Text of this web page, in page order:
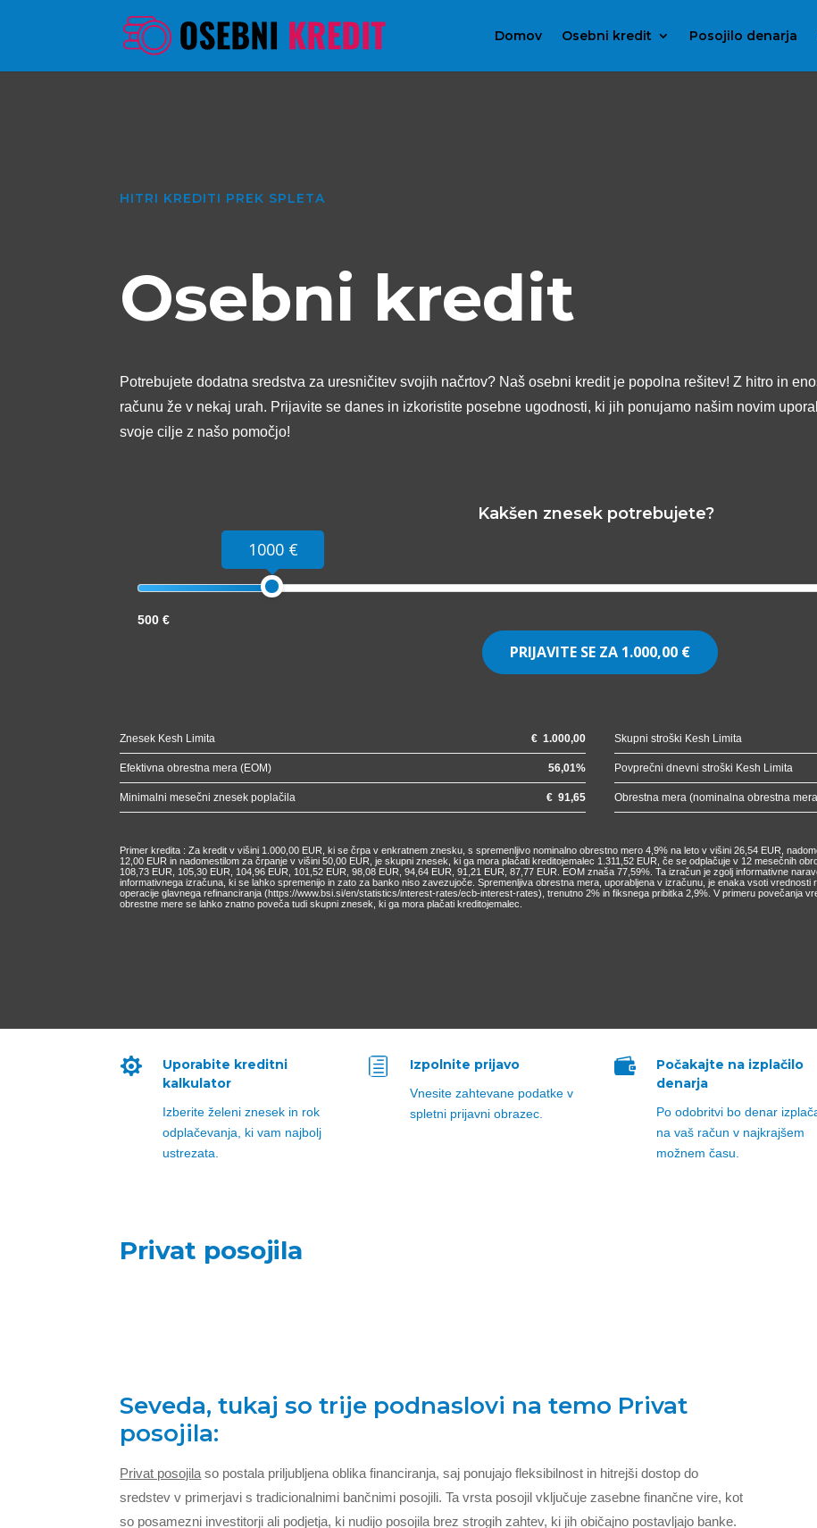
Domov Osebni kredit Posojilo denarja
HITRI KREDITI PREK SPLETA
Osebni kredit
Potrebujete dodatna sredstva za uresničitev svojih načrtov? Naš osebni kredit je popolna rešitev! Z hitro in
računu že v nekaj urah. Prijavite se danes in izkoristite posebne ugodnosti, ki jih ponujamo našim novim
svoje cilje z našo pomočjo!
Kakšen znesek potrebujete?
1000 €
500 €
PRIJAVITE SE ZA 1.000,00 €
Znesek Kesh Limita € 1.000,00 Skupni stroški Kesh Limita
Efektivna obrestna mera (EOM) 56,01% Povprečni dnevni stroški Kesh Limita
Minimalni mesečni znesek poplačila € 91,65 Obrestna mera (nominalna obrestna
Primer kredita : Za kredit v višini 1.000,00 EUR, ki se črpa v enkratnem znesku, s spremenljivo nominalno obrestno mero 4,9% na leto v višini 26,54 EUR,
12,00 EUR in nadomestilom za črpanje v višini 50,00 EUR, je skupni znesek, ki ga mora plačati kreditojemalec 1.311,52 EUR, če se odplačuje v 12 mesečnih
108,73 EUR, 105,30 EUR, 104,96 EUR, 101,52 EUR, 98,08 EUR, 94,64 EUR, 91,21 EUR, 87,77 EUR. EOM znaša 77,59%. Ta izračun je zgolj informativne
informativnega izračuna, ki se lahko spremenijo in zato za banko niso zavezujoče. Spremenljiva obrestna mera, uporabljena v izračunu, je enaka vsoti
operacije glavnega refinanciranja (https://www.bsi.si/en/statistics/interest-rates/ecb-interest-rates), trenutno 2% in fiksnega pribitka 2,9%. V primeru povečanja
obrestne mere se lahko znatno poveča tudi skupni znesek, ki ga mora plačati kreditojemalec.

Uporabite kreditni
kalkulator
Izberite želeni znesek in rok
odplačevanja, ki vam najbolj
ustrezata.
h Izpolnite prijavo
Vnesite zahtevane podatke v
spletni prijavni obrazec.

Počakajte na izplačilo
denarja
Po odobritvi bo denar
na vaš račun v najkrajšem
možnem času.
Privat posojila
Seveda, tukaj so trije podnaslovi na temo Privat
posojila:
Privat posojila so postala priljubljena oblika financiranja, saj ponujajo fleksibilnost in hitrejši dostop do
sredstev v primerjavi s tradicionalnimi bančnimi posojili. Ta vrsta posojil vključuje zasebne finančne vire, kot
so posamezni investitorji ali podjetja, ki nudijo posojila brez strogih zahtev, ki jih običajno postavljajo banke.